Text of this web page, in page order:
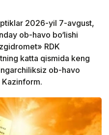
2026-yil 7-avgust,
ob-havo bo‘lishi
RDK
katta qismida keng
ob-havo